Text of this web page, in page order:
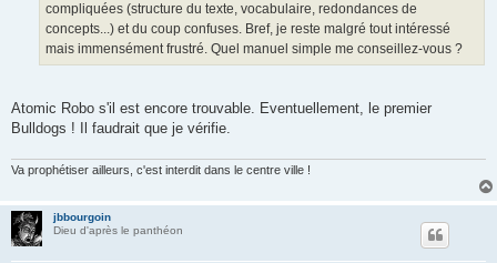
compliquées (structure du texte, vocabulaire, redondances de
concepts...) et du coup confuses. Bref, je reste malgré tout intéressé
mais immensément frustré. Quel manuel simple me conseillez-vous ?
Atomic Robo s'il est encore trouvable. Eventuellement, le premier
Bulldogs ! Il faudrait que je vérifie.
Va prophétiser ailleurs, c'est interdit dans le centre ville !
jbbourgoin
Dieu d'après le panthéon